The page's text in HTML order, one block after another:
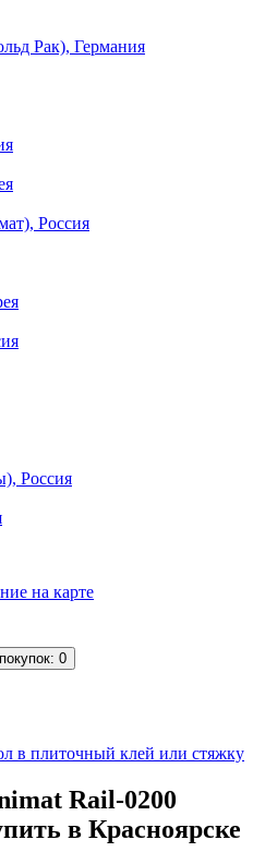
Рак), Германия
Россия
Россия
на карте
покупок: 0
в плиточный клей или стяжку
Rail-0200
в Красноярске